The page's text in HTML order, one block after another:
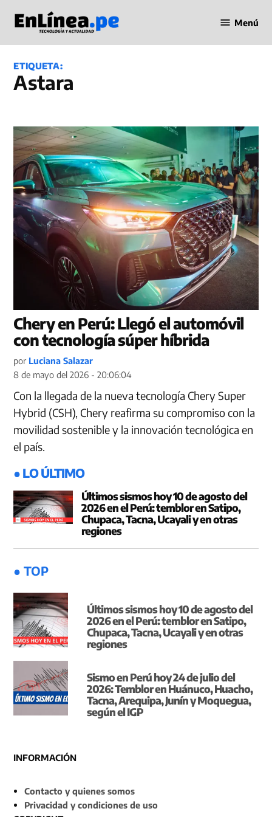
contenido
en Línea
Menú
ETIQUETA:
Astara
Chery en Perú: Llegó el automóvil
con tecnología súper híbrida
por Luciana Salazar
8 de mayo del 2026 - 20:06:04
Con la llegada de la nueva tecnología Chery Super
Hybrid (CSH), Chery reafirma su compromiso con la
movilidad sostenible y la innovación tecnológica en
el país.
● LO ÚLTIMO
Últimos sismos hoy 10 de agosto del
2026 en el Perú: temblor en Satipo,
Chupaca, Tacna, Ucayali y en otras
regiones
● TOP
Últimos sismos hoy 10 de agosto del
2026 en el Perú: temblor en Satipo,
Chupaca, Tacna, Ucayali y en otras
regiones
Sismo en Perú hoy 24 de julio del
2026: Temblor en Huánuco, Huacho,
Tacna, Arequipa, Junín y Moquegua,
según el IGP
INFORMACIÓN
Contacto y quienes somos
Privacidad y condiciones de uso